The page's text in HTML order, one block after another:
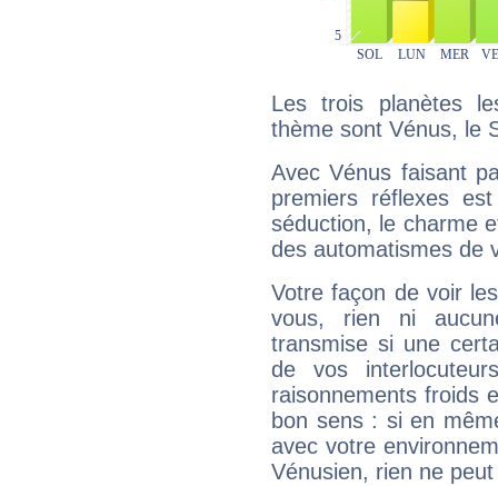
Les trois planètes
thème sont Vénus, le
Avec Vénus faisant
premiers réflexes
séduction, le charme
des automatismes de
Votre façon de voir
vous, rien ni
transmise si une
de vos
raisonnements froids
bon sens : si en
avec votre
Vénusien, rien ne